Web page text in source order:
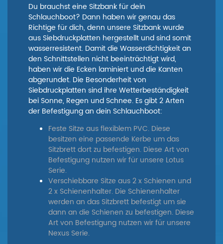
Du brauchst eine Sitzbank für dein
Schlauchboot? Dann haben wir genau das
Richtige für dich, denn unsere Sitzbank wurde
aus Siebdruckplatten hergestellt und sind somit
wasserresistent. Damit die Wasserdichtigkeit an
den Schnittstellen nicht beeinträchtigt wird,
haben wir die Ecken laminiert und die Kanten
abgerundet. Die Besonderheit von
Siebdruckplatten sind ihre Wetterbeständigkeit
bei Sonne, Regen und Schnee. Es gibt 2 Arten
der Befestigung an dein Schlauchboot:
Feste Sitze aus flexiblem PVC. Diese
besitzen eine passende Kerbe um das
Sitzbrett dort zu befestigen. Diese Art von
Befestigung nutzen wir für unsere Lotus
Serie.
Verschiebbare Sitze aus 2 x Schienen und
2 x Schienenhalter. Die Schienenhalter
werden an das Sitzbrett befestigt um sie
dann an die Schienen zu befestigen. Diese
Art von Befestigung nutzen wir für unsere
Nexus Serie.